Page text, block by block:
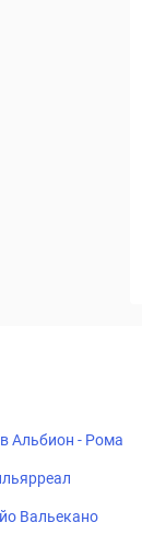
Альбион - Рома
Вальекано